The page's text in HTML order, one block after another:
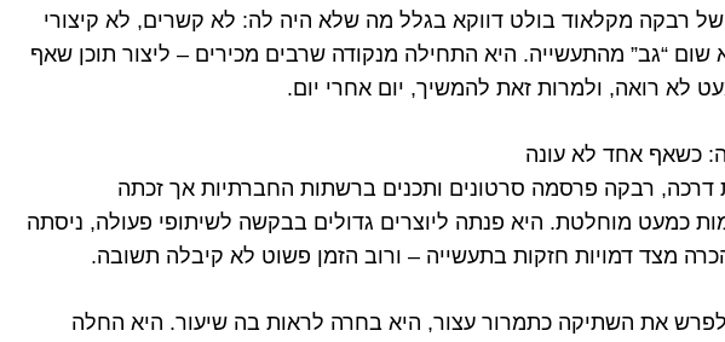
של רבקה מקלאוד בולט דווקא בגלל מה שלא היה לה: לא קשרים, לא קיצורי
שום “גב” מהתעשייה. היא התחילה מנקודה שרבים מכירים – ליצור תוכן שאף
לא רואה, ולמרות זאת להמשיך, יום אחרי יום.
כשאף אחד לא עונה
דרכה, רבקה פרסמה סרטונים ותכנים ברשתות החברתיות אך זכתה
כמעט מוחלטת. היא פנתה ליוצרים גדולים בבקשה לשיתופי פעולה, ניסתה
מצד דמויות חזקות בתעשייה – ורוב הזמן פשוט לא קיבלה תשובה.
את השתיקה כתמרור עצור, היא בחרה לראות בה שיעור. היא החלה